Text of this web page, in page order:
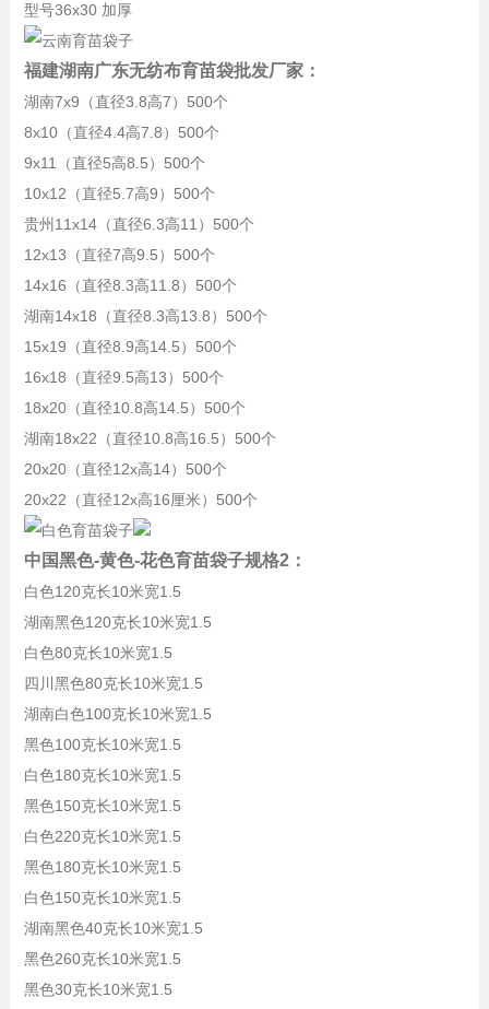
型号36x30 加厚
福建湖南广东无纺布育苗袋批发厂家：
湖南7x9（直径3.8高7）500个
8x10（直径4.4高7.8）500个
9x11（直径5高8.5）500个
10x12（直径5.7高9）500个
贵州11x14（直径6.3高11）500个
12x13（直径7高9.5）500个
14x16（直径8.3高11.8）500个
湖南14x18（直径8.3高13.8）500个
15x19（直径8.9高14.5）500个
16x18（直径9.5高13）500个
18x20（直径10.8高14.5）500个
湖南18x22（直径10.8高16.5）500个
20x20（直径12x高14）500个
20x22（直径12x高16厘米）500个
中国黑色-黄色-花色育苗袋子规格2：
白色120克长10米宽1.5
湖南黑色120克长10米宽1.5
白色80克长10米宽1.5
四川黑色80克长10米宽1.5
湖南白色100克长10米宽1.5
黑色100克长10米宽1.5
白色180克长10米宽1.5
黑色150克长10米宽1.5
白色220克长10米宽1.5
黑色180克长10米宽1.5
白色150克长10米宽1.5
湖南黑色40克长10米宽1.5
黑色260克长10米宽1.5
黑色30克长10米宽1.5